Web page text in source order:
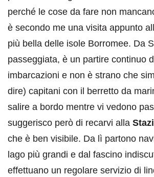
perché le cose da fare non
è secondo me una visita appunto
più bella delle isole Borromee. Da
passeggiata, è un partire continuo
imbarcazioni e non è strano che
dire) capitani con il berretto da
salire a bordo mentre vi vedono
suggerisco però di recarvi alla
che è ben visibile. Da lì partono
lago più grandi e dal fascino
effettuano un regolare servizio di